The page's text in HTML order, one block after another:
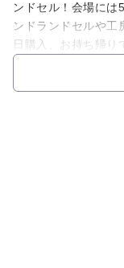
ンドセル！会場に
ンドランドセルや工
日購入、お持ち帰